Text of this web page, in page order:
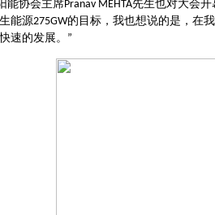
能协会主席Pranav MEHTA先生也对大会开
能源275GW的目标，我也想说的是，在
速的发展。 ”